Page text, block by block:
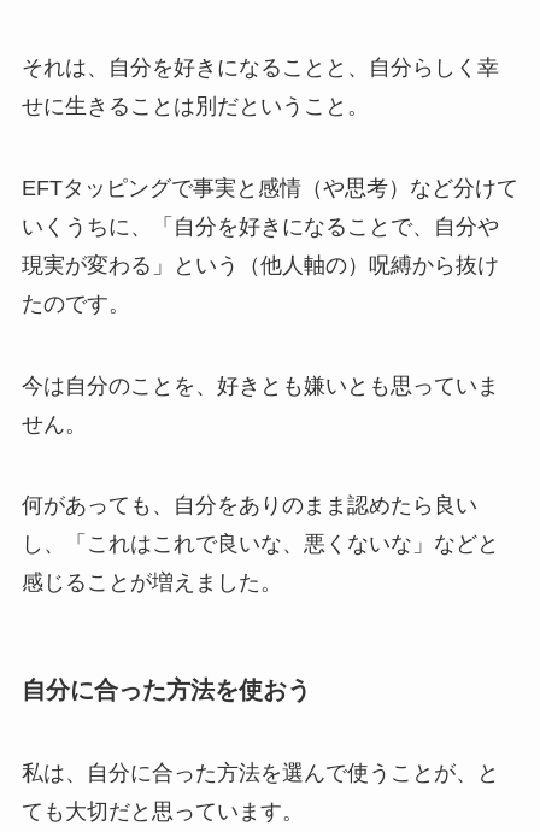
それは、自分を好きになることと、自分らしく幸
せに生きることは別だということ。
EFTタッピングで事実と感情（や思考）など分けて
いくうちに、「自分を好きになることで、自分や
現実が変わる」という（他人軸の）呪縛から抜け
たのです。
今は自分のことを、好きとも嫌いとも思っていま
せん。
何があっても、自分をありのまま認めたら良い
し、「これはこれで良いな、悪くないな」などと
感じることが増えました。
自分に合った方法を使おう
私は、自分に合った方法を選んで使うことが、と
ても大切だと思っています。